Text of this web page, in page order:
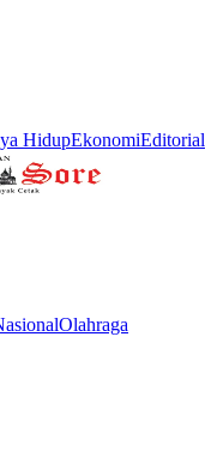
HidupEkonomiEditorial
Olahraga